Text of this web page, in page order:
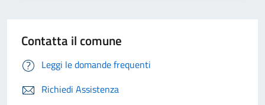
Contatta il comune
Leggi le domande frequenti
Richiedi Assistenza